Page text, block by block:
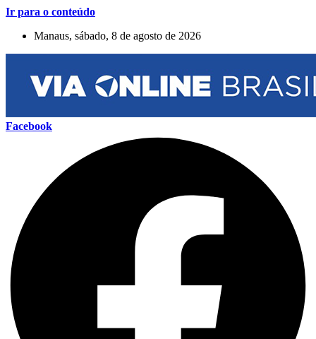
Ir para o conteúdo
Manaus, sábado, 8 de agosto de 2026
Facebook